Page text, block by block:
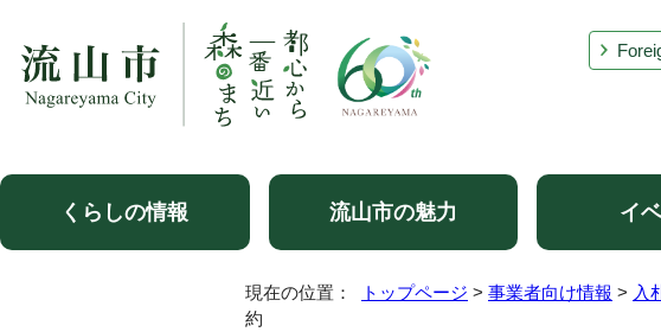
くらしの情報 流山市の魅力 イ
現在の位置： トップページ > 事業者向け情報 > 入
約